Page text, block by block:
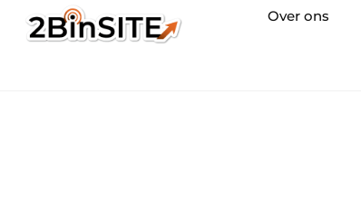
Over ons